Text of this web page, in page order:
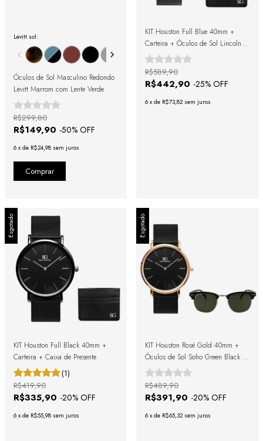
Levitt sol:
Óculos de Sol Masculino Redondo
Levitt Marrom com Lente Verde
R$149,90 -50% OFF
R$299,80
6 x de R$24,98 sem juros
KIT Houston Full Blue 40mm +
Carteira + Óculos de Sol Lincoln
Green Black + Caixa de Presente
R$442,90 -25% OFF
R$589,90
6 x de R$73,82 sem juros
Esgotado
KIT Houston Full Black 40mm +
Carteira + Caixa de Presente
(1)
R$335,90 -20% OFF
R$419,90
6 x de R$55,98 sem juros
Esgotado
KIT Houston Rosé Gold 40mm +
Óculos de Sol Soho Green Black +
Caixa de Presente
R$391,90 -20% OFF
R$489,90
6 x de R$65,32 sem juros